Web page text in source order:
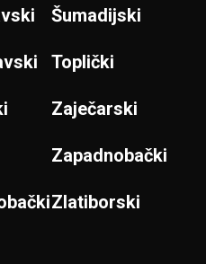
Šumadijski
Toplički
Zaječarski
Zapadnobački
Zlatiborski